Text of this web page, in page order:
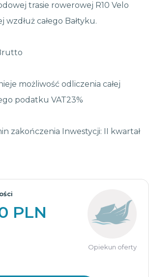
trasie rowerowej R10 Velo
wzdłuż całego Bałtyku.
możliwość odliczenia całej
podatku VAT23%
zakończenia Inwestycji: II kwartał
PLN
Opiekun oferty